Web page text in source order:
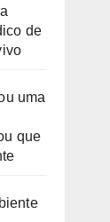
de
uma
que